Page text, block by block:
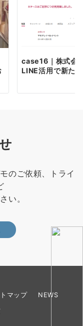
case16｜株式会
LINE活用で新た
のご依頼、トライ
い。
マップ NEWS